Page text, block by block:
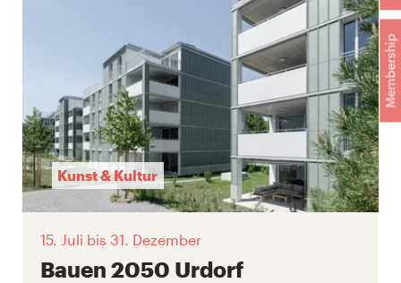
Membership
Kunst & Kultur
15. Juli bis 31. Dezember
Bauen 2050 Urdorf